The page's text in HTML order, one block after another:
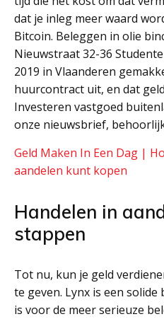
dat je inleg meer waard
Bitcoin. Beleggen in olie
Nieuwstraat 32-36
2019 in Vlaanderen
huurcontract uit, en dat
Investeren vastgoed
onze nieuwsbrief,
Geld Maken In Een Dag |
aandelen kunt kopen
Handelen in
stappen
Tot nu, kun je geld
te geven. Lynx is een
is voor de meer serieuze